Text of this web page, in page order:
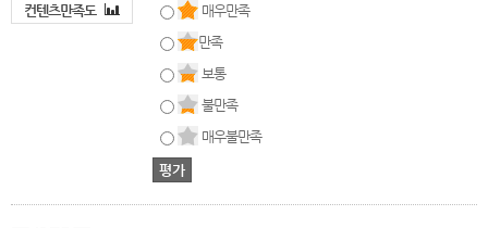
컨텐츠만족도
매우만족
만족
보통
불만족
매우불만족